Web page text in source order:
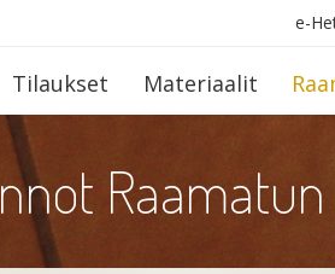
e-
Tilaukset Materiaalit